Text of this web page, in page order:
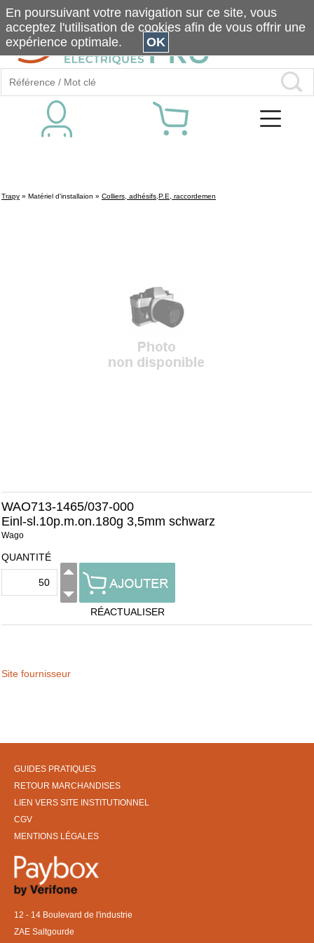
Trapy » Matériel d'installaion » Colliers, adhésifs,P.E, raccordemen
WAO713-1465/037-000
Einl-sl.10p.m.on.180g 3,5mm schwarz
Wago
QUANTITÉ
RÉACTUALISER
Site fournisseur
GUIDES PRATIQUES
RETOUR MARCHANDISES
LIEN VERS SITE INSTITUTIONNEL
CGV
MENTIONS LÉGALES
12 - 14 Boulevard de l'industrie
ZAE Saltgourde
En poursuivant votre navigation sur ce site, vous
acceptez l'utilisation de cookies afin de vous offrir une
expérience optimale.
OK